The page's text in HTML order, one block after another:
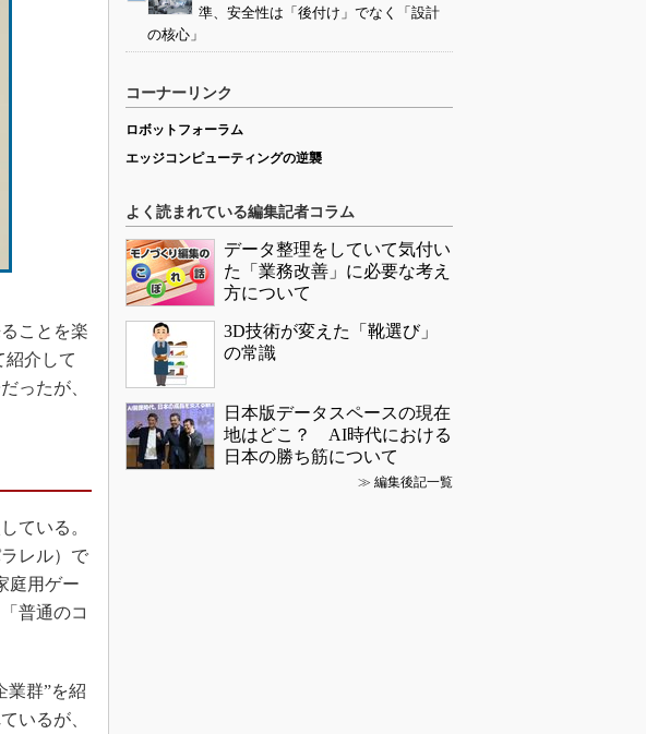
ことを楽
紹介して
ったが、
ている。
レル）で
庭用ゲー
普通のコ
業群”を紹
いるが、
準、安全性は「後付け」でなく「設計
の核心」
コーナーリンク
ロボットフォーラム
エッジコンピューティングの逆襲
よく読まれている編集記者コラム
データ整理をしていて気付い
た「業務改善」に必要な考え
方について
3D技術が変えた「靴選び」
の常識
日本版データスペースの現在
地はどこ？ AI時代における
日本の勝ち筋について
≫ 編集後記一覧